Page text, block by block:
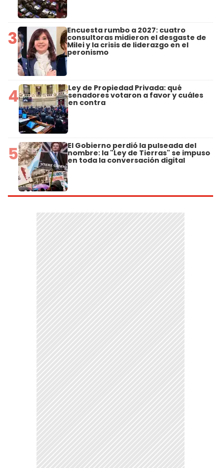
3 Encuesta rumbo a 2027: cuatro
consultoras midieron el desgaste de
Milei y la crisis de liderazgo en el
peronismo
4 Ley de Propiedad Privada: qué
senadores votaron a favor y cuáles
en contra
5 El Gobierno perdió la pulseada del
nombre: la "Ley de Tierras" se impuso
en toda la conversación digital